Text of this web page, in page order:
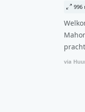
996
de
via